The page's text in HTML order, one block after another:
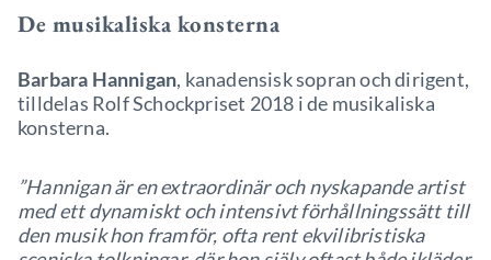
De musikaliska konsterna
Barbara Hannigan, kanadensisk sopran och dirigent,
tilldelas Rolf Schockpriset 2018 i de musikaliska
konsterna.
”Hannigan är en extraordinär och nyskapande artist
med ett dynamiskt och intensivt förhållningssätt till
den musik hon framför, ofta rent ekvilibristiska